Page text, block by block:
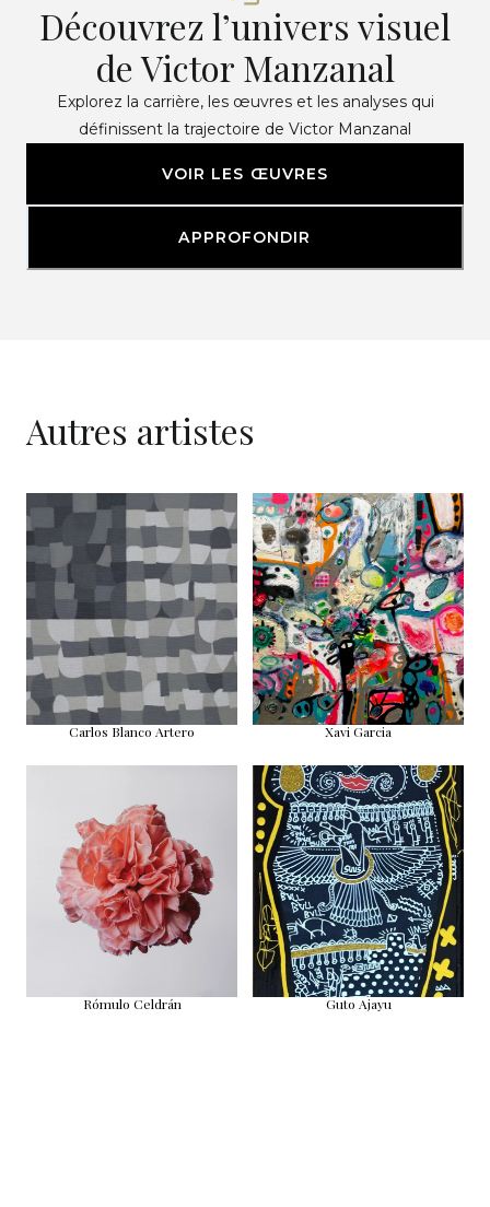
Découvrez l’univers visuel
de Victor Manzanal
Explorez la carrière, les œuvres et les analyses qui
définissent la trajectoire de Victor Manzanal
VOIR LES ŒUVRES
APPROFONDIR
Autres artistes
Carlos Blanco Artero Xavi Garcia
Rómulo Celdrán Guto Ajayu